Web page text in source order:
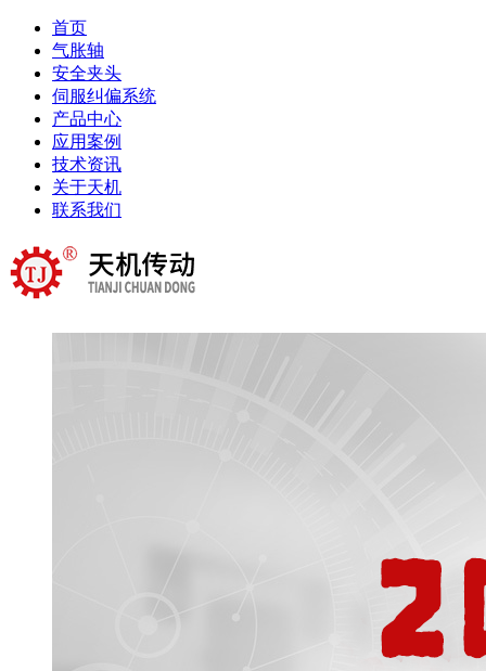
首页
气胀轴
安全夹头
伺服纠偏系统
产品中心
应用案例
技术资讯
关于天机
联系我们